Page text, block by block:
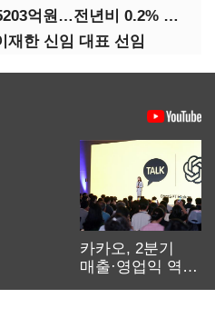
네이버, 2분기 영업익 5203억원…전년비 0.2% 감소
재한 신임 대표 선임
카카오, 2분기
매출·영업익 역대